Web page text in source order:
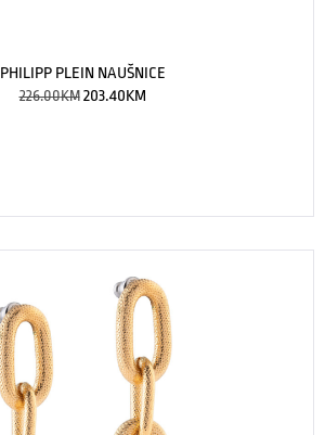
PHILIPP PLEIN NAUŠNICE
226.00KM 203.40KM